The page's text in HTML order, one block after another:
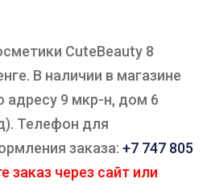
CuteBeauty 8
В наличии в магазине
9 мкр-н, дом 6
Телефон для
заказа: +7 747 805
заказ через сайт или